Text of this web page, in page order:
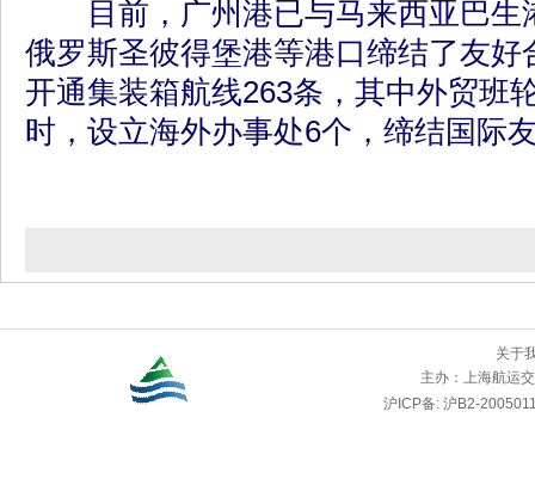
目前，广州港已与马来西亚巴生
俄罗斯圣彼得堡港等港口缔结了友好
开通集装箱航线263条，其中外贸班
时，设立海外办事处6个，缔结国际
关于
主办： 上海航运
沪ICP备: 沪B2-